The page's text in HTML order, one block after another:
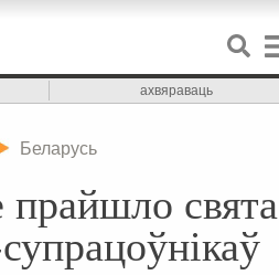
ахвяраваць
Беларусь
свята